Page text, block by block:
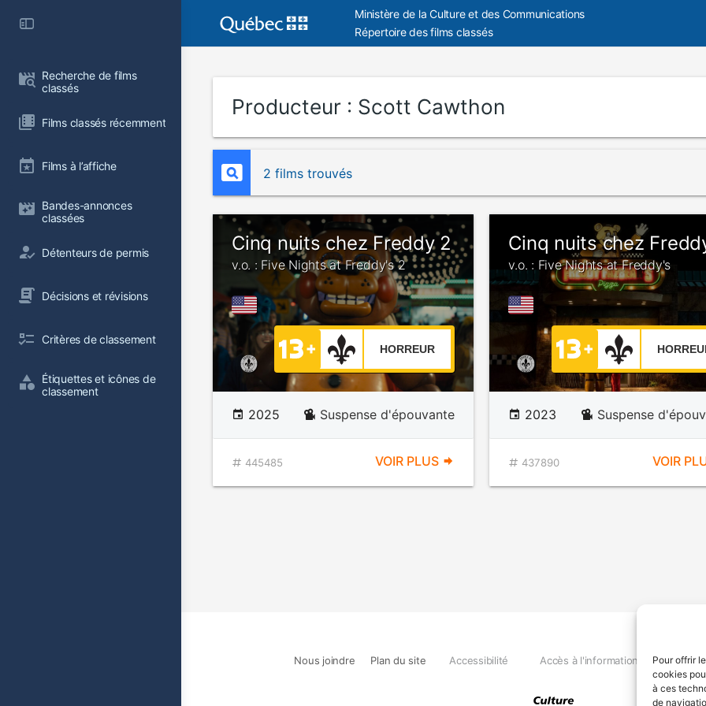
Pour offrir
cookies
à ces
de
Recherche de films
classés
Films classés récemment
Films à l’affiche
Bandes-annonces
classées
Détenteurs de permis
Décisions et révisions
Critères de classement
Étiquettes et icônes de
classement
Ministère de la Culture et des Communications
Répertoire des films classés
Producteur : Scott Cawthon
2 films trouvés
Cinq nuits chez Freddy 2
v.o. : Five Nights at Freddy's 2
HORREUR
2025 Suspense d'épouvante
445485 VOIR PLUS
Cinq nuits chez
v.o. : Five Nights at Freddy's
2023 Suspense
437890 VOIR
Nous joindre Plan du site Accessibilité Accès à l'information